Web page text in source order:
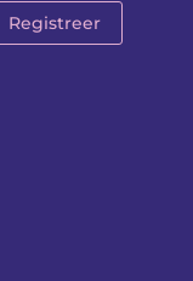
Registreer